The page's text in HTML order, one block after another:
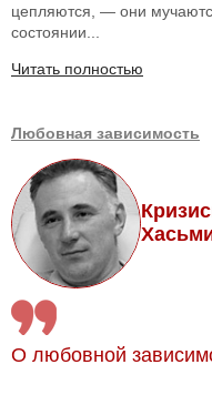
цепляются, — они
состоянии...
Читать полностью
Любовная зависимость
О любовной